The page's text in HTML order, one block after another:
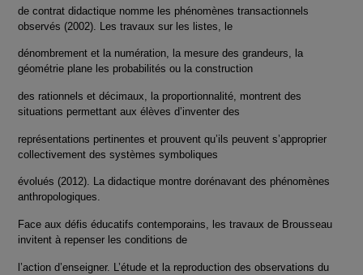
de contrat didactique nomme les phénomènes transactionnels
observés (2002). Les travaux sur les listes, le
dénombrement et la numération, la mesure des grandeurs, la
géométrie plane les probabilités ou la construction
des rationnels et décimaux, la proportionnalité, montrent des
situations permettant aux élèves d’inventer des
représentations pertinentes et prouvent qu’ils peuvent s’approprier
collectivement des systèmes symboliques
évolués (2012). La didactique montre dorénavant des phénomènes
anthropologiques.
Face aux défis éducatifs contemporains, les travaux de Brousseau
invitent à repenser les conditions de
l’action d’enseigner. L’étude et la reproduction des observations du